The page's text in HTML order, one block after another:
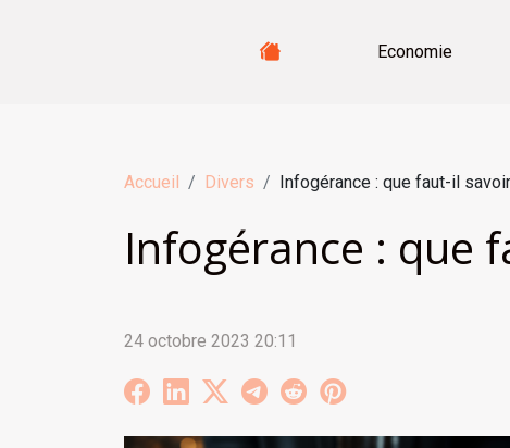
Economie
Accueil Divers Infogérance : que faut-il
Infogérance : que
24 octobre 2023 20:11